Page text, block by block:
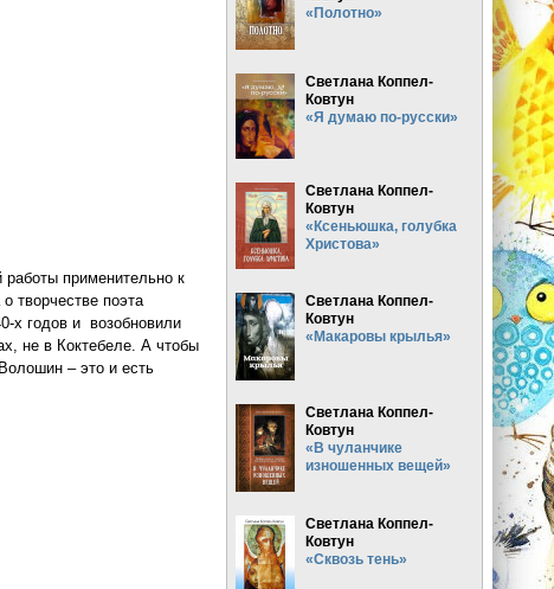
применительно к
творчестве поэта
х годов и возобновили
не в Коктебеле. А чтобы
– это и есть
«Полотно»
Светлана Коппел-
Ковтун
«Я думаю по-русски»
Светлана Коппел-
Ковтун
«Ксеньюшка, голубка
Христова»
Светлана Коппел-
Ковтун
«Макаровы крылья»
Светлана Коппел-
Ковтун
«В чуланчике
изношенных вещей»
Светлана Коппел-
Ковтун
«Сквозь тень»